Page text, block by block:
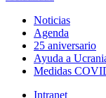
Noticias
Agenda
25 aniversario
Ayuda a
Medidas
Intranet